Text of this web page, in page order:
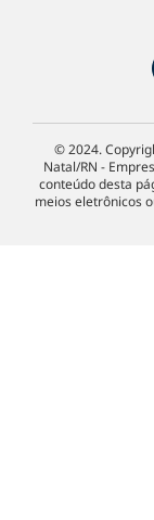
© 2024.
Natal/RN -
conteúdo desta
meios eletrônicos